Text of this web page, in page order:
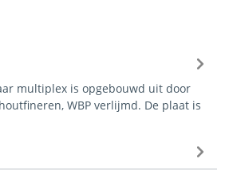
multiplex is opgebouwd uit door
WBP verlijmd. De plaat is